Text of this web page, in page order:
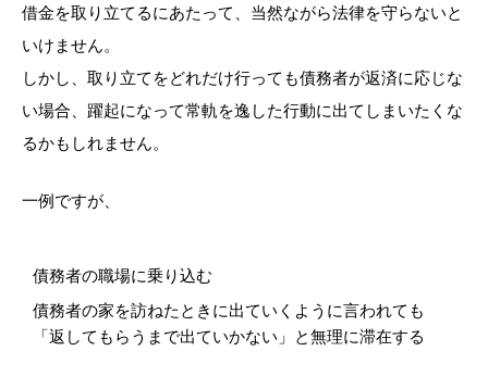
借金を取り立てるにあたって、当然ながら法律を守らないと
いけません。
しかし、取り立てをどれだけ行っても債務者が返済に応じな
い場合、躍起になって常軌を逸した行動に出てしまいたくな
るかもしれません。
一例ですが、
債務者の職場に乗り込む
債務者の家を訪ねたときに出ていくように言われても
「返してもらうまで出ていかない」と無理に滞在する